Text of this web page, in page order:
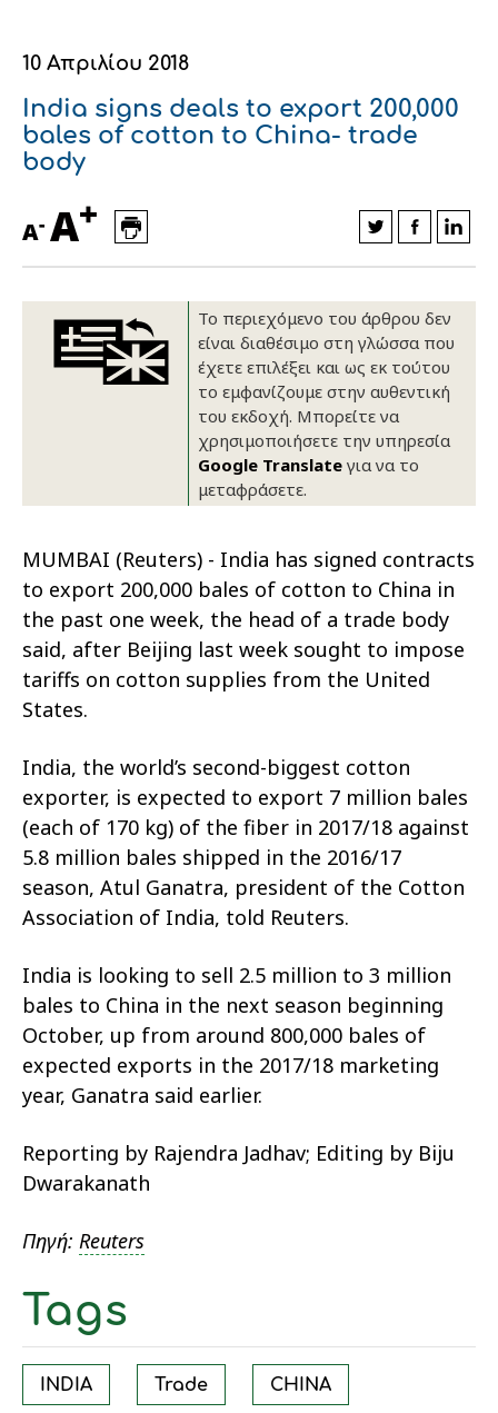
Εταιρική δομή
Καινοτομία
Εκδηλώσεις
Επικοινωνία
Πως θα μας βρείτε
ΑΚΟΛΟΥΘΗΣΤΕ ΜΑΣ
Συνέδρια
Πως θα μας βρείτε
ΑΚΟΛΟΥΘΗΣΤΕ ΜΑΣ
Συμβουλευτική στο χωράφι
Εκκόκκιση για λογαριασμό του
παραγωγού
Ιατρικές υπηρεσίες
Πως θα μας βρείτε
ΑΚΟΛΟΥΘΗΣΤΕ ΜΑΣ
Πως θα μας βρείτε
ΑΚΟΛΟΥΘΗΣΤΕ ΜΑΣ
Εταιρικά νέα
Πως θα μας βρείτε
ΑΚΟΛΟΥΘΗΣΤΕ ΜΑΣ
Πως θα μας βρείτε
ΑΚΟΛΟΥΘΗΣΤΕ ΜΑΣ
10 Απριλίου 2018
India signs deals to export 200,000
bales of cotton to China- trade
body
A- A+
Το περιεχόμενο του άρθρου δεν
είναι διαθέσιμο στη γλώσσα που
έχετε επιλέξει και ως εκ τούτου
το εμφανίζουμε στην αυθεντική
του εκδοχή. Μπορείτε να
χρησιμοποιήσετε την υπηρεσία
Google Translateγια να το
μεταφράσετε.
MUMBAI (Reuters) - India has signed contracts
to export 200,000 bales of cotton to China in
the past one week, the head of a trade body
said, after Beijing last week sought to impose
tariffs on cotton supplies from the United
States.
India, the world’s second-biggest cotton
exporter, is expected to export 7 million bales
(each of 170 kg) of the fiber in 2017/18 against
5.8 million bales shipped in the 2016/17
season, Atul Ganatra, president of the Cotton
Association of India, told Reuters.
India is looking to sell 2.5 million to 3 million
bales to China in the next season beginning
October, up from around 800,000 bales of
expected exports in the 2017/18 marketing
year, Ganatra said earlier.
Reporting by Rajendra Jadhav; Editing by Biju
Dwarakanath
Πηγή: Reuters
Tags
INDIA Trade CHINA